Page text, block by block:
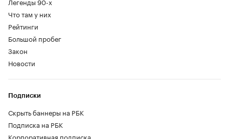
Что там у них
Рейтинги
Большой пробег
Закон
Новости
Подписки
Скрыть баннеры на РБК
Подписка на РБК
Корпоративная подписка